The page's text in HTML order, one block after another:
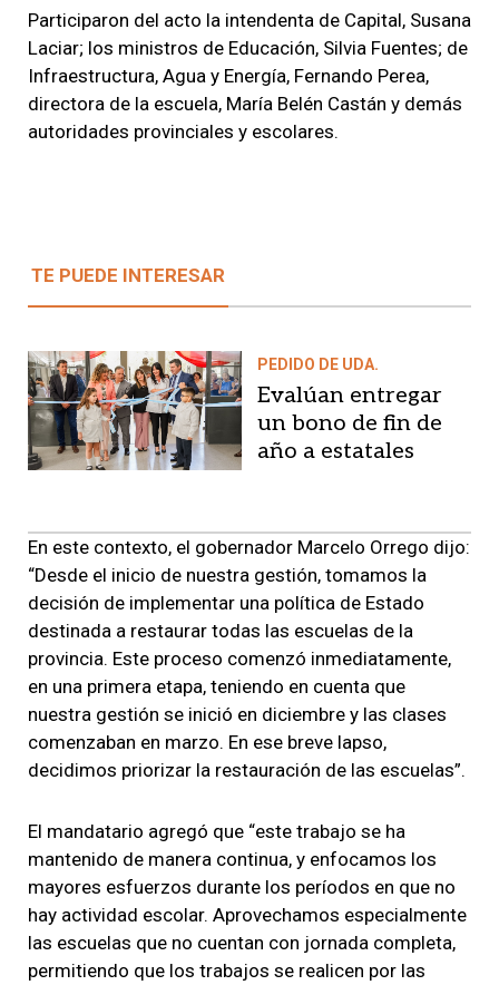
Participaron del acto la intendenta de Capital, Susana
Laciar; los ministros de Educación, Silvia Fuentes; de
Infraestructura, Agua y Energía, Fernando Perea,
directora de la escuela, María Belén Castán y demás
autoridades provinciales y escolares.
TE PUEDE INTERESAR
PEDIDO DE UDA.
Evalúan entregar
un bono de fin de
año a estatales
En este contexto, el gobernador Marcelo Orrego dijo:
“Desde el inicio de nuestra gestión, tomamos la
decisión de implementar una política de Estado
destinada a restaurar todas las escuelas de la
provincia. Este proceso comenzó inmediatamente,
en una primera etapa, teniendo en cuenta que
nuestra gestión se inició en diciembre y las clases
comenzaban en marzo. En ese breve lapso,
decidimos priorizar la restauración de las escuelas”.
El mandatario agregó que “este trabajo se ha
mantenido de manera continua, y enfocamos los
mayores esfuerzos durante los períodos en que no
hay actividad escolar. Aprovechamos especialmente
las escuelas que no cuentan con jornada completa,
permitiendo que los trabajos se realicen por las